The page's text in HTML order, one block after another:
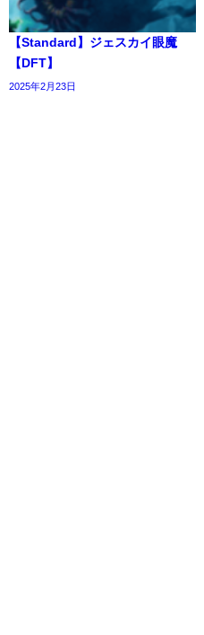
【Standard】ジェスカイ眼魔
【DFT】
2025年2月23日